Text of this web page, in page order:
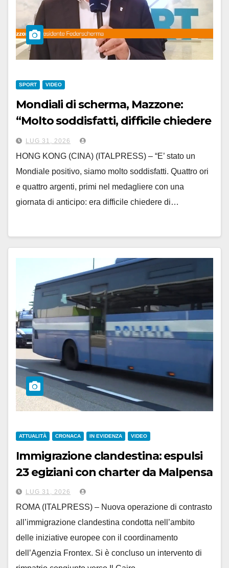
SPORT VIDEO
Mondiali di scherma, Mazzone:
“Molto soddisfatti, difficile chiedere
di più”
LUG 31, 2026
HONG KONG (CINA) (ITALPRESS) – “E’ stato un
Mondiale positivo, siamo molto soddisfatti. Quattro ori
e quattro argenti, primi nel medagliere con una
giornata di anticipo: era difficile chiedere di…
ATTUALITÀ CRONACA IN EVIDENZA VIDEO
Immigrazione clandestina: espulsi
23 egiziani con charter da Malpensa
LUG 31, 2026
ROMA (ITALPRESS) – Nuova operazione di contrasto
all’immigrazione clandestina condotta nell’ambito
delle iniziative europee con il coordinamento
dell’Agenzia Frontex. Si è concluso un intervento di